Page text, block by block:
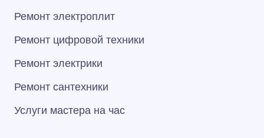
Ремонт электроплит
Ремонт цифровой техники
Ремонт электрики
Ремонт сантехники
Услуги мастера на час